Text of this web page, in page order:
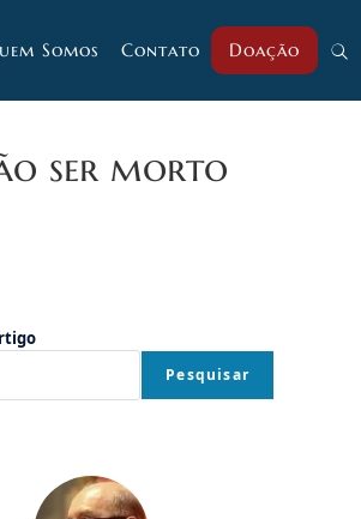
Somos Contato Doação
ser morto
Pesquisar